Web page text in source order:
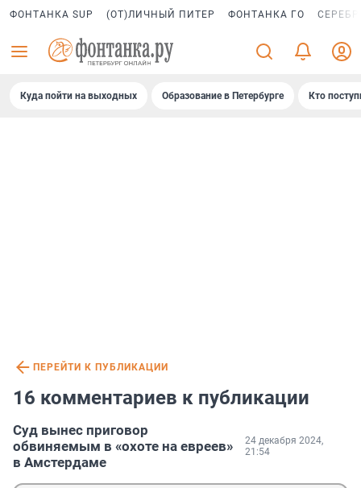
ФОНТАНКА SUP (ОТ)ЛИЧНЫЙ ПИТЕР ФОНТАНКА ГО
Куда пойти на выходных Образование в Петербурге Кто
ПЕРЕЙТИ К ПУБЛИКАЦИИ
16 комментариев к публикации
Суд вынес приговор
обвиняемым в «охоте на евреев»
в Амстердаме
24 декабря 2024,
21:54